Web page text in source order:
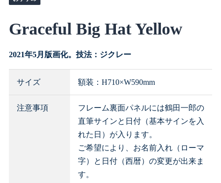
Graceful Big Hat Yellow
2021年5月版画化。技法：ジクレー
サイズ 額装：H710×W590mm
注意事項
フレーム裏面パネルには鶴田一郎の
直筆サインと日付（基本サインを入
れた日）が入ります。
ご希望により、お名前入れ（ローマ
字）と日付（西暦）の変更が出来ま
す。